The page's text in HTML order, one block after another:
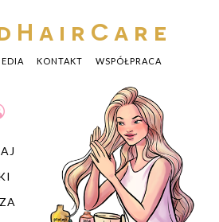
KONTAKT WSPÓŁPRACA